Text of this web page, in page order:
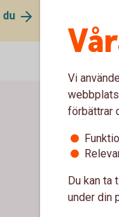
du
Vi
förbättrar
Du kan ta
under din